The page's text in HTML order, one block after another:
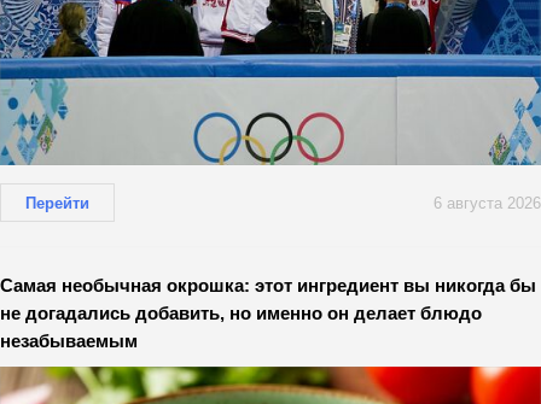
Перейти 6 августа 2026
Самая необычная окрошка: этот ингредиент вы никогда бы
не догадались добавить, но именно он делает блюдо
незабываемым